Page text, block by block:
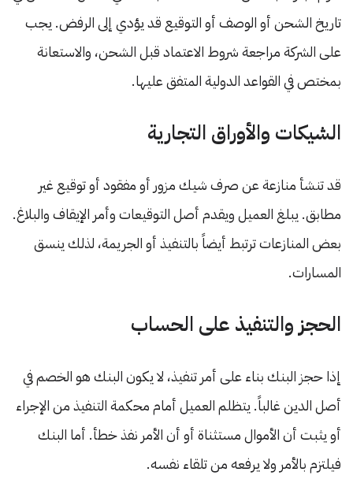
تاريخ الشحن أو الوصف أو التوقيع قد يؤدي إلى الرفض. يجب
على الشركة مراجعة شروط الاعتماد قبل الشحن، والاستعانة
بمختص في القواعد الدولية المتفق عليها.
الشيكات والأوراق التجارية
قد تنشأ منازعة عن صرف شيك مزور أو مفقود أو توقيع غير
مطابق. يبلغ العميل ويقدم أصل التوقيعات وأمر الإيقاف والبلاغ.
بعض المنازعات ترتبط أيضاً بالتنفيذ أو الجريمة، لذلك ينسق
المسارات.
الحجز والتنفيذ على الحساب
إذا حجز البنك بناء على أمر تنفيذ، لا يكون البنك هو الخصم في
أصل الدين غالباً. يتظلم العميل أمام محكمة التنفيذ من الإجراء
أو يثبت أن الأموال مستثناة أو أن الأمر نفذ خطأ. أما البنك
فيلتزم بالأمر ولا يرفعه من تلقاء نفسه.